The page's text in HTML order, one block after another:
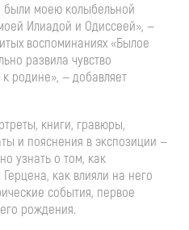
были моею колыбельной
Илиадой и Одиссеей», —
воспоминаниях «Былое
развила чувство
родине», — добавляет
книги, гравюры,
и пояснения в экспозиции —
узнать о том, как
Герцена, как влияли на него
события, первое
рождения.